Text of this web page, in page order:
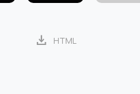
download HTML